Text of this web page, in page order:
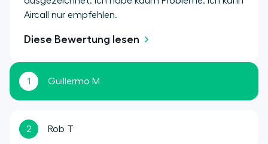
Aircall nur empfehlen.
Diese Bewertung lesen
1 Guillermo M
2 Rob T